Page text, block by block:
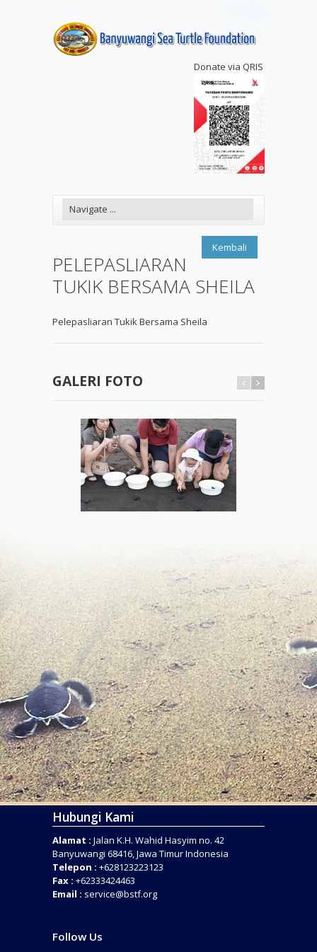
Donate via QRIS
Kembali
PELEPASLIARAN
TUKIK BERSAMA SHEILA
Pelepasliaran Tukik Bersama Sheila
GALERI FOTO
Hubungi Kami
Alamat : Jalan K.H. Wahid Hasyim no. 42
Banyuwangi 68416, Jawa Timur Indonesia
Telepon : +628123223123
Fax : +62333424463
Email : service@bstf.org
Follow Us